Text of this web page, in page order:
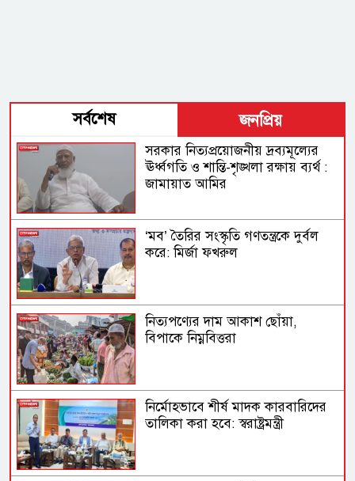
সর্বশেষ জনপ্রিয়
সরকার নিত্যপ্রয়োজনীয় দ্রব্যমূল্যের
ঊর্ধ্বগতি ও শান্তি-শৃঙ্খলা রক্ষায় ব্যর্থ :
জামায়াত আমির
‘মব’ তৈরির সংস্কৃতি গণতন্ত্রকে দুর্বল
করে: মির্জা ফখরুল
নিত্যপণ্যের দাম আকাশ ছোঁয়া,
বিপাকে নিম্নবিত্তরা
নির্মোহভাবে শীর্ষ মাদক কারবারিদের
তালিকা করা হবে: স্বরাষ্ট্রমন্ত্রী